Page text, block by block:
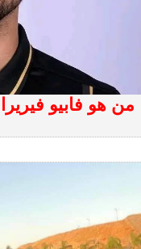
من هو فابيو